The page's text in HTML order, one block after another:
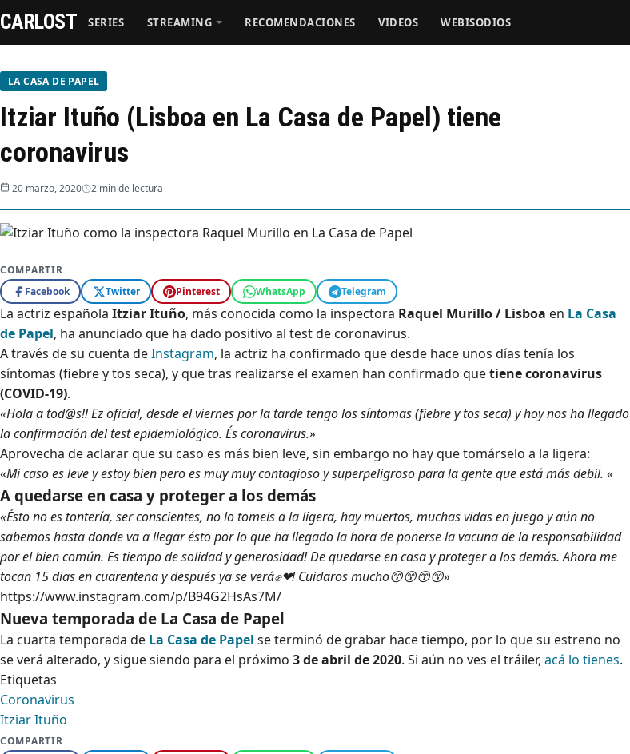
Series
Streaming
Recomendaciones
Videos
CARLOST SERIES STREAMING RECOMENDACIONES VIDEOS WEBISODIOS
LA CASA DE PAPEL
Itziar Ituño (Lisboa en La Casa de Papel) tiene
coronavirus
20 marzo, 2020 2 min de lectura
COMPARTIR
Facebook
Twitter Pinterest WhatsApp Telegram
La actriz española Itziar Ituño, más conocida como la inspectora Raquel Murillo / Lisboa en La Casa
de Papel, ha anunciado que ha dado positivo al test de coronavirus.
A través de su cuenta deInstagram, la actriz ha confirmado que desde hace unos días tenía los
síntomas (fiebre y tos seca), y que tras realizarse el examen han confirmado quetiene coronavirus
(COVID-19).
«Hola a tod@s!! Ez oficial, desde el viernes por la tarde tengo los síntomas (fiebre y tos seca) y hoy nos ha llegado
la confirmación del test epidemiológico. És coronavirus.»
Aprovecha de aclarar que su caso es más bien leve, sin embargo no hay que tomárselo a la ligera:
«Mi caso es leve y estoy bien pero es muy muy contagioso y superpeligroso para la gente que está más debil. «
A quedarse en casa y proteger a los demás
«Ésto no es tontería, ser conscientes, no lo tomeis a la ligera, hay muertos, muchas vidas en juego y aún no
sabemos hasta donde va a llegar ésto por lo que ha llegado la hora de ponerse la vacuna de la responsabilidad
por el bien común. Es tiempo de solidad y generosidad! De quedarse en casa y proteger a los demás. Ahora me
tocan 15 dias en cuarentena y después ya se verá✊❤! Cuidaros mucho😙😙😙😙»
https://www.instagram.com/p/B94G2HsAs7M/
Nueva temporada de La Casa de Papel
La cuarta temporada de La Casa de Papel se terminó de grabar hace tiempo, por lo que su estreno no
se verá alterado, y sigue siendo para el próximo 3 de abril de 2020. Si aún no ves el tráiler, acá lo tienes.
Etiquetas
Coronavirus
Itziar Ituño
COMPARTIR